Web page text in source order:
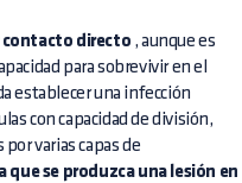
directo , aunque es
para sobrevivir en el
establecer una infección
con capacidad de división,
varias capas de
que se produzca una lesión en